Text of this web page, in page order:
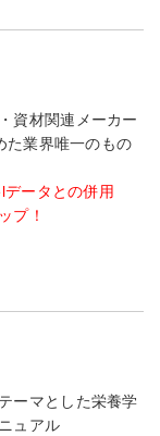
資材関連メーカー
た業界唯一のもの
ータとの併用
プ！
ーマとした栄養学
ュアル